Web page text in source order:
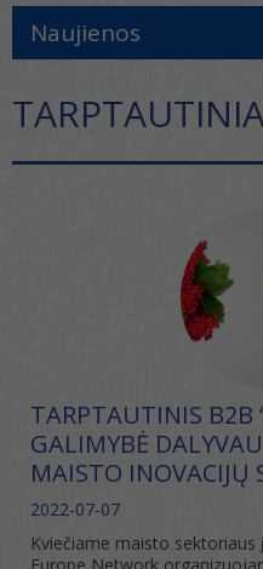
Naujienos
TARPTAUTINIS B2B
GALIMYBĖ
MAISTO INOVACIJŲ
2022-07-07
Kviečiame maisto